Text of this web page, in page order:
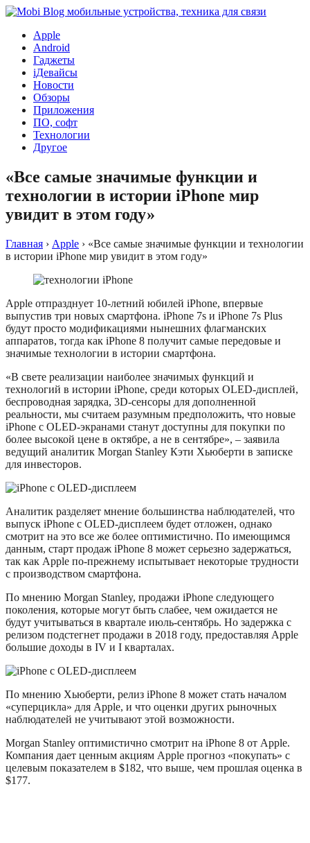
Apple
Android
Гаджеты
iДевайсы
Новости
Обзоры
Приложения
ПО, софт
Технологии
Другое
«Все самые значимые функции и
технологии в истории iPhone мир
увидит в этом году»
Главная › Apple › «Все самые значимые функции и технологии
в истории iPhone мир увидит в этом году»
Apple отпразднует 10-летний юбилей iPhone, впервые
выпустив три новых смартфона. iPhone 7s и iPhone 7s Plus
будут просто модификациями нынешних флагманских
аппаратов, тогда как iPhone 8 получит самые передовые и
значимые технологии в истории смартфона.
«В свете реализации наиболее значимых функций и
технологий в истории iPhone, среди которых OLED-дисплей,
беспроводная зарядка, 3D-сенсоры для дополненной
реальности, мы считаем разумным предположить, что новые
iPhone с OLED-экранами станут доступны для покупки по
более высокой цене в октябре, а не в сентябре», – заявила
ведущий аналитик Morgan Stanley Кэти Хьюберти в записке
для инвесторов.
Аналитик разделяет мнение большинства наблюдателей, что
выпуск iPhone с OLED-дисплеем будет отложен, однако
смотрит на это все же более оптимистично. По имеющимся
данным, старт продаж iPhone 8 может серьезно задержаться,
так как Apple по-прежнему испытывает некоторые трудности
с производством смартфона.
По мнению Morgan Stanley, продажи iPhone следующего
поколения, которые могут быть слабее, чем ожидается не
будут учитываться в квартале июль-сентябрь. Но задержка с
релизом подстегнет продажи в 2018 году, предоставляя Apple
большие доходы в IV и I кварталах.
По мнению Хьюберти, релиз iPhone 8 может стать началом
«суперцикла» для Apple, и что оценки других рыночных
наблюдателей не учитывают этой возможности.
Morgan Stanley оптимистично смотрит на iPhone 8 от Apple.
Компания дает ценным акциям Apple прогноз «покупать» с
целевым показателем в $182, что выше, чем прошлая оценка в
$177.